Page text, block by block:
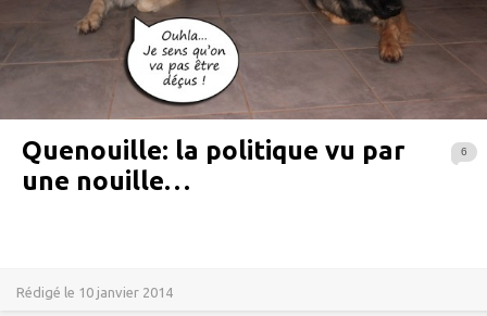
6
Quenouille: la politique vu par
une nouille…
Rédigé le 10 janvier 2014